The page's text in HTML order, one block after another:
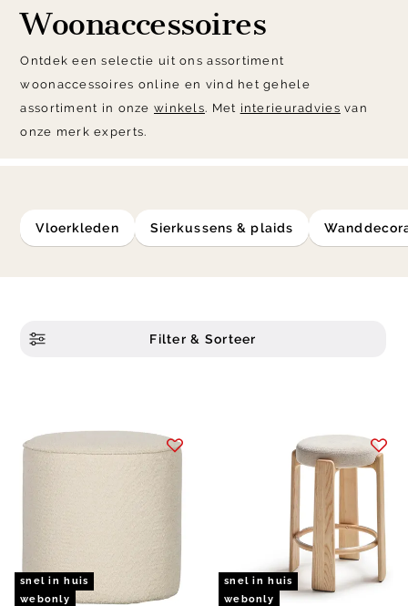
Woonaccessoires
Ontdek een selectie uit ons assortiment
woonaccessoires online en vind het gehele
assortiment in onze winkels. Met interieuradvies van
onze merk experts.
vloerkleden sierkussens & plaids
Filter & Sorteer
snel in huis
webonly
snel in huis
webonly